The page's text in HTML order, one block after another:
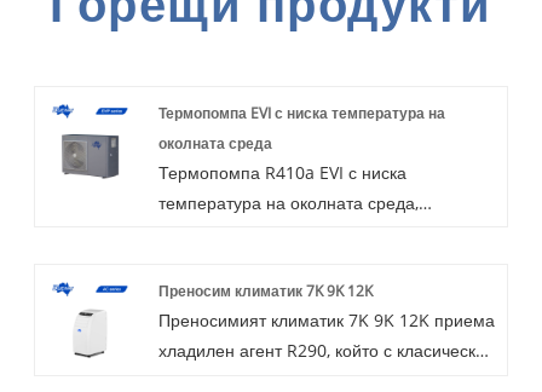
Термопомпа EVI с ниска температура на
околната среда
Термопомпа R410a EVI с ниска
температура на околната среда,
използва в супер студени зони с
климатична температура до -35 ℃, като
Северна Европа. Със стабилни и
Преносим климатик 7K 9K 12K
Преносимият климатик 7K 9K 12K приема
хладилен агент R290, който с класически